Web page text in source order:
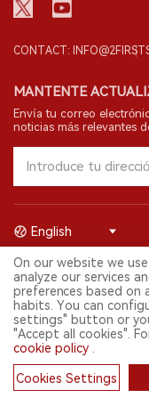
CONTACT:
MANTENTE
Envía tu correo
noticias más relevantes
© 2026 Shenzhen
reservados.
2FIRSTS solo es
investigadores, medios y
está prohibido.
Este sitio web presta
continental. Para usuarios
visitahttps://cn.2firsts.com
English
On our website we
analyze our services
preferences based on
habits. You can
settings" button or
"Accept all cookies".
cookie policy
Cookies Settings